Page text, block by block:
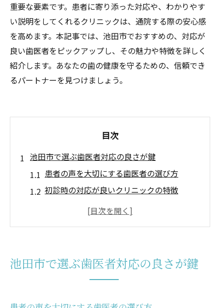
重要な要素です。患者に寄り添った対応や、わかりやす
い説明をしてくれるクリニックは、通院する際の安心感
を高めます。本記事では、池田市でおすすめの、対応が
良い歯医者をピックアップし、その魅力や特徴を詳しく
紹介します。あなたの歯の健康を守るための、信頼でき
るパートナーを見つけましょう。
目次
池田市で選ぶ歯医者対応の良さが鍵
患者の声を大切にする歯医者の選び方
初診時の対応が良いクリニックの特徴
予約時の柔軟さと迅速な対応が魅力
患者の不安を和らげるカウンセリング
歯医者探しのポイント池田市で対応重視
池田市で選ぶ歯医者対応の良さが鍵